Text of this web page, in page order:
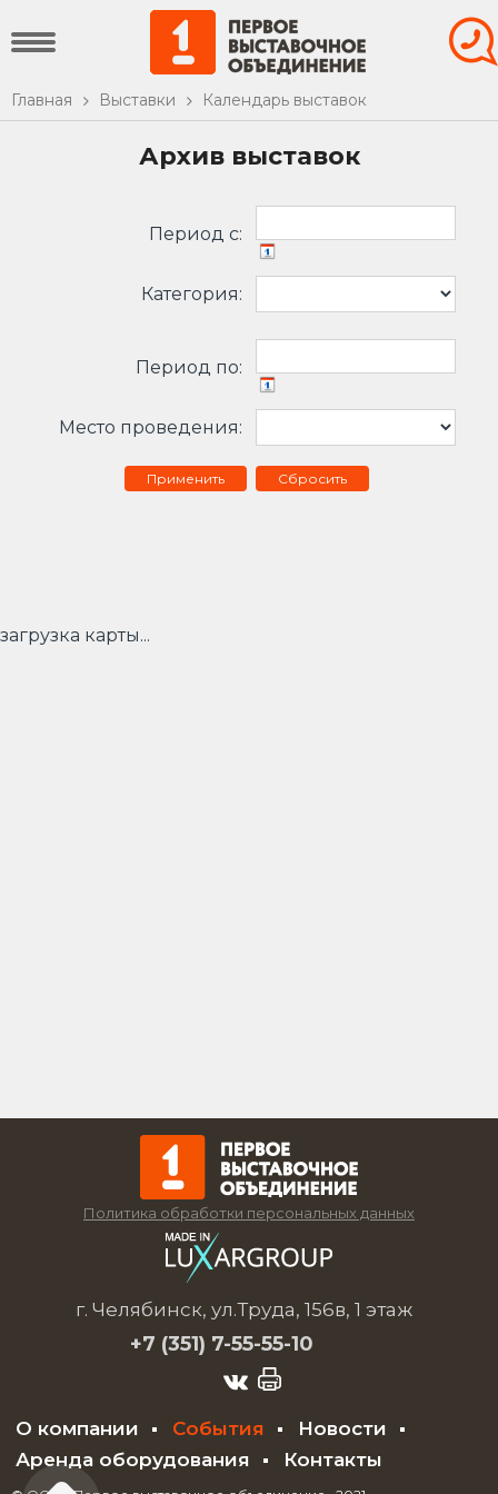
Главная Выставки Календарь выставок
Архив выставок
Период c:
Категория:
Период по:
Место проведения:
Сбросить
загрузка карты...
Политика обработки персональных данных
г. Челябинск, ул.Труда, 156в, 1 этаж
+7 (351) 7-55-55-10
О компании События
Новости
Аренда оборудования
Контакты